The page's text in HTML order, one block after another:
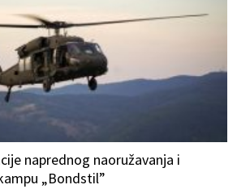
naprednog naoružavanja i
„Bondstil”